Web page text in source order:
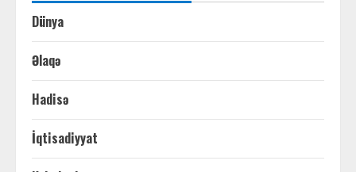
Dünya
Əlaqə
Hadisə
İqtisadiyyat